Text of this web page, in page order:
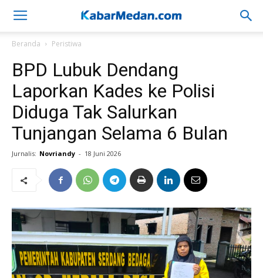
Beranda Peristiwa
BPD Lubuk Dendang
Laporkan Kades ke Polisi
Diduga Tak Salurkan
Tunjangan Selama 6 Bulan
Jurnalis: Novriandy - 18 Juni 2026